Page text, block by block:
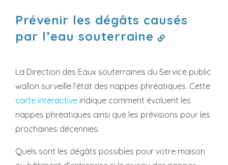
Prévenir les dégâts causés
par l’eau souterraine
La Direction des Eaux souterraines du Service public
wallon surveille l’état des nappes phréatiques. Cette
carte interactive indique comment évoluent les
nappes phréatiques ainsi que les prévisions pour les
prochaines décennies.
Quels sont les dégâts possibles pour votre maison